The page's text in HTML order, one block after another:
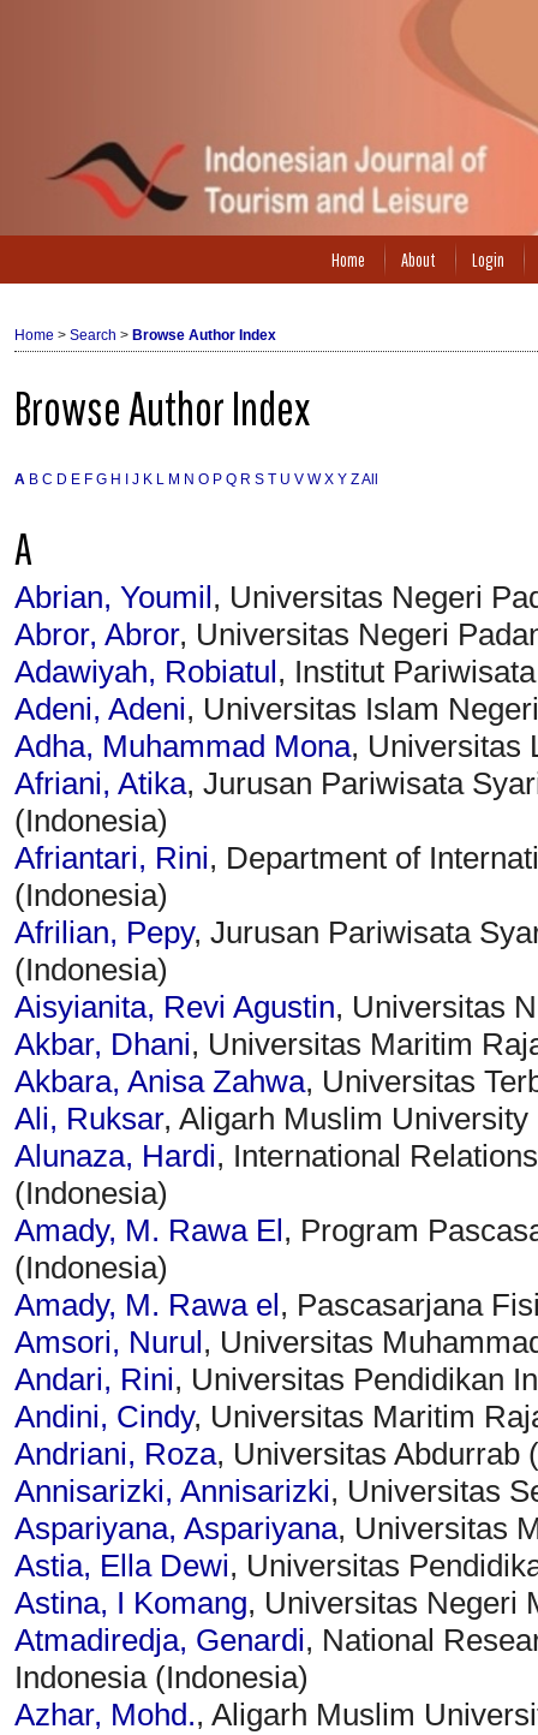
Home About Login
Home > Search > Browse Author Index
Browse Author Index
A B C D E F G H I J K L M N O P Q R S T U V W X Y ZAll
A
Abrian, Youmil, Universitas Negeri
Abror, Abror, Universitas Negeri
Adawiyah, Robiatul, Institut
Adeni, Adeni, Universitas Islam
Adha, Muhammad Mona, Universitas
Afriani, Atika, Jurusan Pariwisata
(Indonesia)
Afriantari, Rini, Department of
(Indonesia)
Afrilian, Pepy, Jurusan Pariwisata
(Indonesia)
Aisyianita, Revi Agustin, Universitas
Akbar, Dhani, Universitas Maritim
Akbara, Anisa Zahwa, Universitas
Ali, Ruksar, Aligarh Muslim University
Alunaza, Hardi, International
(Indonesia)
Amady, M. Rawa El, Program
(Indonesia)
Amady, M. Rawa el, Pascasarjana
Amsori, Nurul, Universitas
Andari, Rini, Universitas Pendidikan
Andini, Cindy, Universitas Maritim
Andriani, Roza, Universitas Abdurrab
Annisarizki, Annisarizki, Universitas
Aspariyana, Aspariyana, Universitas
Astia, Ella Dewi, Universitas
Astina, I Komang, Universitas Negeri
Atmadiredja, Genardi, National
Indonesia (Indonesia)
Azhar, Mohd., Aligarh Muslim